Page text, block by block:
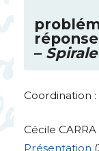
– Spirale
Coordination :
Cécile CARRA
Présentation